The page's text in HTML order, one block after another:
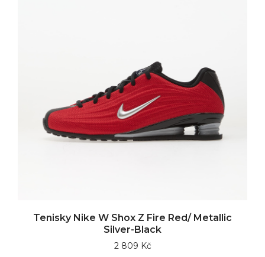
Tenisky Nike W Shox Z Fire Red/ Metallic
Silver-Black
2 809 Kč